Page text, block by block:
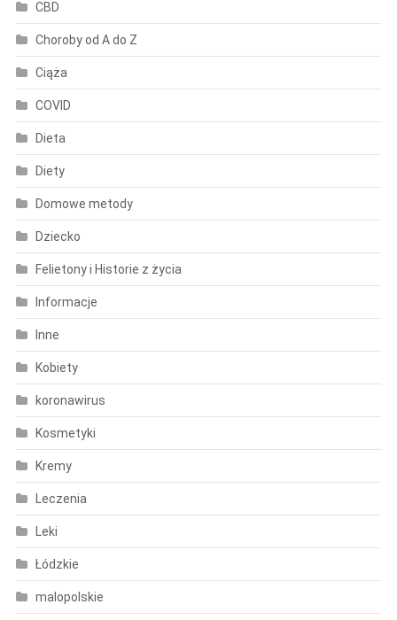
CBD
Choroby od A do Z
Ciąża
COVID
Dieta
Diety
Domowe metody
Dziecko
Felietony i Historie z życia
Informacje
Inne
Kobiety
koronawirus
Kosmetyki
Kremy
Leczenia
Leki
Łódzkie
malopolskie